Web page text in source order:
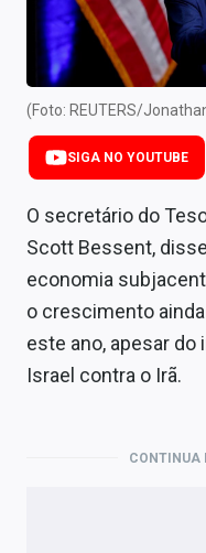
Central de Dividendos
Central de Fundos
Central dos IPOs
Renda Fixa
Finanças Pessoais
Economia
Empresas
(Foto: REUTERS/
SIGA NO YOUTUBE
O secretário do
Scott Bessent,
economia
o crescimento
este ano, apesar do
Israel contra o Irã.
CONTINUA